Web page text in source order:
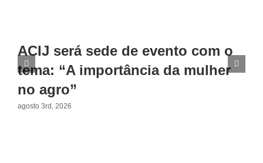
ACIJ será sede de evento com o
tema: “A importância da mulher
no agro”
agosto 3rd, 2026